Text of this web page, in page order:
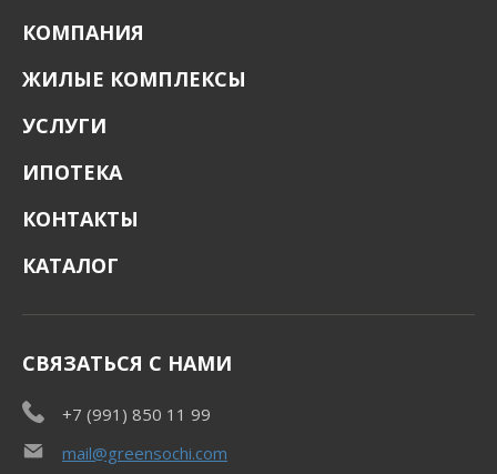
КОМПАНИЯ
ЖИЛЫЕ КОМПЛЕКСЫ
УСЛУГИ
ИПОТЕКА
КОНТАКТЫ
КАТАЛОГ
СВЯЗАТЬСЯ С НАМИ
+7 (991) 850 11 99
mail@greensochi.com